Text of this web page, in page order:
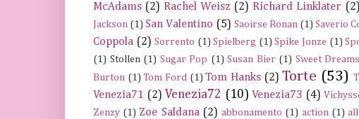
McAdams (2) Rachel Weisz (2) Richard Linklater (2)
Jackson (1) San Valentino (5) Saoirse Ronan (1) Saverio
Coppola (2) Sorrento (1) Spielberg (1) Spike Jonze (1)
(1) Stollen (1) Sugar Pop (1) Susan Bier (1) Sweet
Burton (1) Tom Ford (1) Tom Hanks (2) Torte (53)
Venezia71 (2) Venezia72 (10) Venezia73 (4)
Zenzy (1) Zoe Saldana (2) abbonamento (1) action (1)